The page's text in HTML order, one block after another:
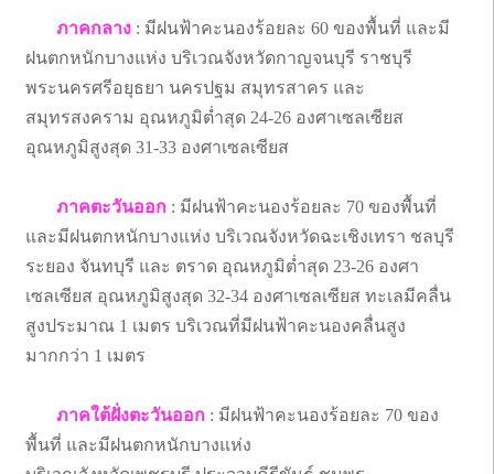
ภาคกลาง : มีฝนฟ้าคะนองร้อยละ 60 ของพื้นที่ และมี
ฝนตกหนักบางแห่ง บริเวณจังหวัดกาญจนบุรี ราชบุรี
พระนครศรีอยุธยา นครปฐม สมุทรสาคร และ
สมุทรสงคราม อุณหภูมิต่ำสุด 24-26 องศาเซลเซียส
อุณหภูมิสูงสุด 31-33 องศาเซลเซียส
ภาคตะวันออก : มีฝนฟ้าคะนองร้อยละ 70 ของพื้นที่
และมีฝนตกหนักบางแห่ง บริเวณจังหวัดฉะเชิงเทรา ชลบุรี
ระยอง จันทบุรี และ ตราด อุณหภูมิต่ำสุด 23-26 องศา
เซลเซียส อุณหภูมิสูงสุด 32-34 องศาเซลเซียส ทะเลมีคลื่น
สูงประมาณ 1 เมตร บริเวณที่มีฝนฟ้าคะนองคลื่นสูง
มากกว่า 1 เมตร
ภาคใต้ฝั่งตะวันออก : มีฝนฟ้าคะนองร้อยละ 70 ของ
พื้นที่ และมีฝนตกหนักบางแห่ง